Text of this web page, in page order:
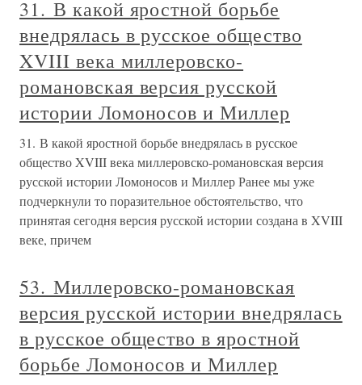
31. В какой яростной борьбе
внедрялась в русское общество
XVIII века миллеровско-
романовская версия русской
истории Ломоносов и Миллер
31. В какой яростной борьбе внедрялась в русское
общество XVIII века миллеровско-романовская версия
русской истории Ломоносов и Миллер Ранее мы уже
подчеркнули то поразительное обстоятельство, что
принятая сегодня версия русской истории создана в XVIII
веке, причем
53. Миллеровско-романовская
версия русской истории внедрялась
в русское общество в яростной
борьбе Ломоносов и Миллер